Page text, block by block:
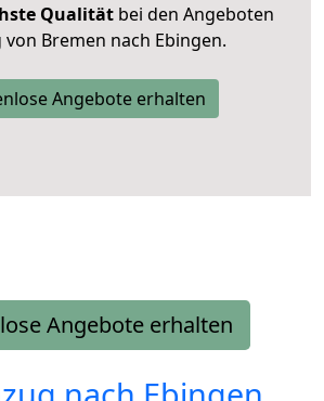
Qualität bei den Angeboten
Bremen nach Ebingen.
Angebote erhalten
Angebote erhalten